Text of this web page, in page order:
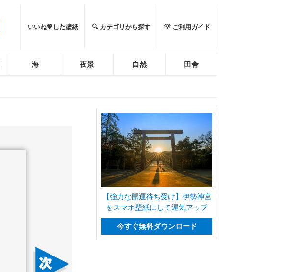
いいね💖した壁紙 🔍 カテゴリから探す 💡 ご利用ガイド
海 夜景 自然 田舎
【強力な開運待ち受け】伊勢神宮
をスマホ壁紙にして運気アップ
今すぐ無料ダウンロード